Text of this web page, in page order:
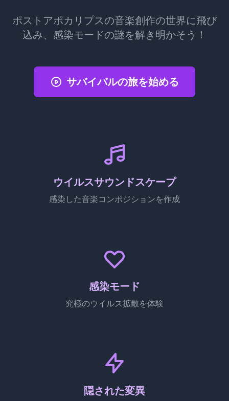
ポストアポカリプスの音楽創作の世界に飛び
込み、感染モードの謎を解き明かそう！
サバイバルの旅を始める
ウイルスサウンドスケープ
感染した音楽コンポジションを作成
感染モード
究極のウイルス拡散を体験
隠された変異